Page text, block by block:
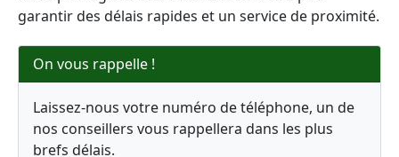
garantir des délais rapides et un service de proximité.
On vous rappelle !
Laissez-nous votre numéro de téléphone, un de
nos conseillers vous rappellera dans les plus
brefs délais.